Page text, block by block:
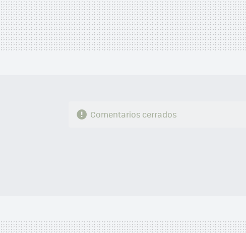
Comentarios cerrados